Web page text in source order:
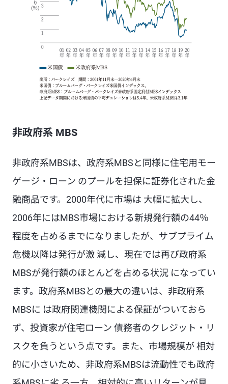
非政府系 MBS
非政府系MBSは、政府系MBSと同様に住宅用モー
ゲージ・ローン のプールを担保に証券化された金
融商品です。2000年代に市場は 大幅に拡大し、
2006年にはMBS市場における新規発行額の44％
程度を占めるまでになりましたが、サブプライム
危機以降は発行が激 減し、現在では再び政府系
MBSが発行額のほとんどを占める状況 になってい
ます。政府系MBSとの最大の違いは、非政府系
MBSに は政府関連機関による保証がついておら
ず、投資家が住宅ローン 債務者のクレジット・リ
スクを負うという点です。また、市場規模が 相対
的に小さいため、非政府系MBSは流動性でも政府